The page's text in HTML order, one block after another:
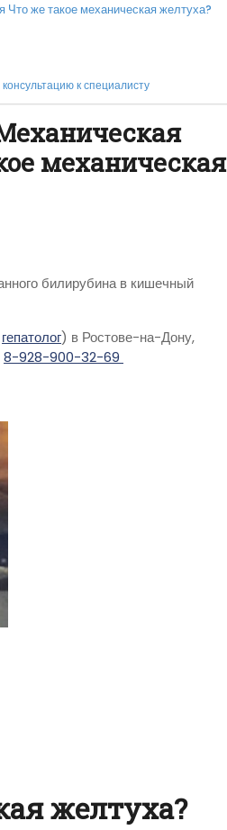
же такое механическая желтуха?
к специалисту
механическая
билирубина в кишечный
гепатолог) в Ростове-на-Дону,
8-928-900-32-69
желтуха?